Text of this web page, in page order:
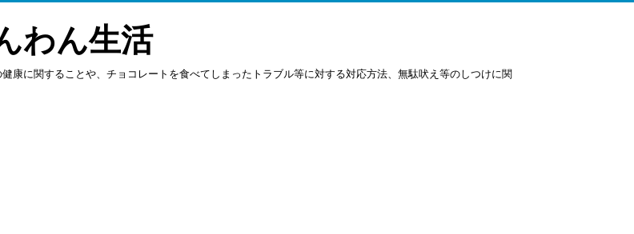
わん生活
康に関することや、チョコレートを食べてしまったトラブル等に対する対応方法、無駄吠え等のしつけに関